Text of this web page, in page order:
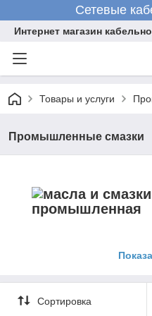
Сетевые
Интернет магазин
Товары и услуги
Промышленные смазки
многообразием и
Сортировка